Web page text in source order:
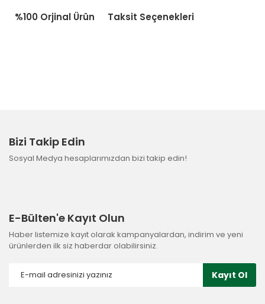
%100 Orjinal Ürün Taksit Seçenekleri
Bizi Takip Edin
Sosyal Medya hesaplarımızdan bizi takip edin!
E-Bülten'e Kayıt Olun
Haber listemize kayıt olarak kampanyalardan, indirim ve yeni
ürünlerden ilk siz haberdar olabilirsiniz.
Kayıt Ol